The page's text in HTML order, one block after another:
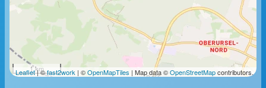
1 km
Leaflet| ©fast2work | ©OpenMapTiles | Map data ©OpenStreetMapcontributors.